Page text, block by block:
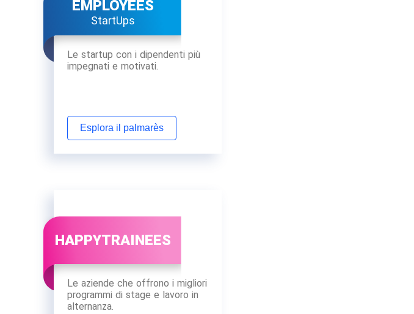
EMPLOYEES
StartUps
Le startup con i dipendenti più
impegnati e motivati.
Esplora il palmarès
HAPPYTRAINEES
Le aziende che offrono i migliori
programmi di stage e lavoro in
alternanza.